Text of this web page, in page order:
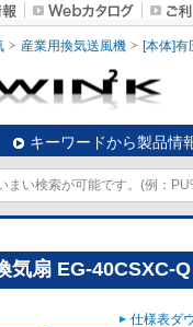
産業用換気送風機 [本体]有
キーワードから製品情
気扇 EG-40CSXC-Q
仕様表ダ